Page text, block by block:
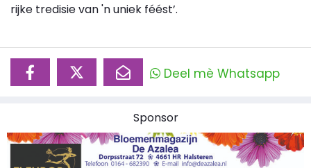
rijke tredisie van 'n uniek féést’.
Deel mè Whatsapp
Sponsor